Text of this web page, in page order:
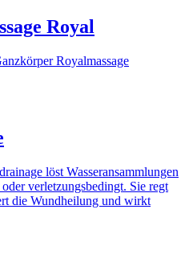
Royal
Royalmassage
löst Wasseransammlungen
verletzungsbedingt. Sie regt
die Wundheilung und wirkt